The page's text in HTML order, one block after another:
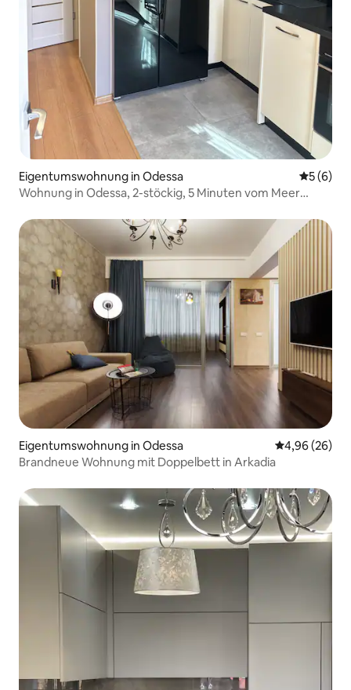
Eigentumswohnung in Odessa
5 (6)
Wohnung in Odessa, 2-stöckig, 5 Minuten vom Meer
Eigentumswohnung in Odessa
4,96 (26)
Brandneue Wohnung mit Doppelbett in Arkadia